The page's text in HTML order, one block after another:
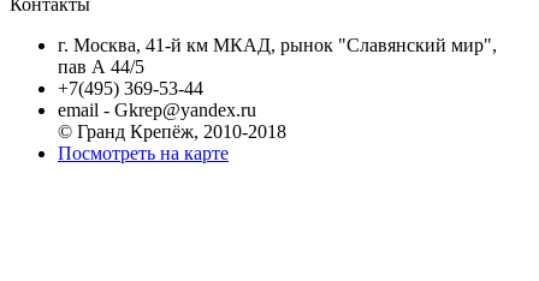
г. Москва, 41-й км МКАД, рынок "Славянский мир",
пав А 44/5
+7(495) 369-53-44
email - Gkrep@yandex.ru
© Гранд Крепёж, 2010-2018
Посмотреть на карте